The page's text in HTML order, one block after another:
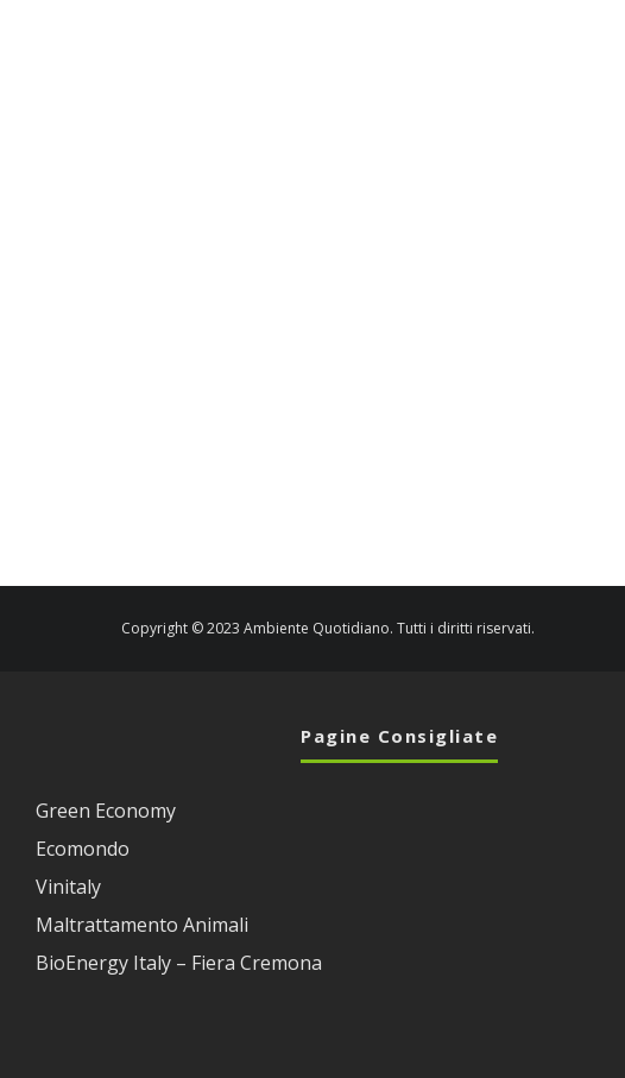
Copyright © 2023 Ambiente Quotidiano. Tutti i diritti riservati.
Pagine Consigliate
Green Economy
Ecomondo
Vinitaly
Maltrattamento Animali
BioEnergy Italy – Fiera Cremona